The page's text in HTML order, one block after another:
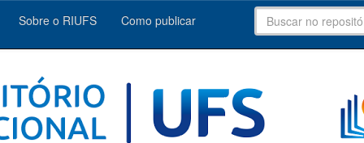
Sobre o RIUFS Como publicar